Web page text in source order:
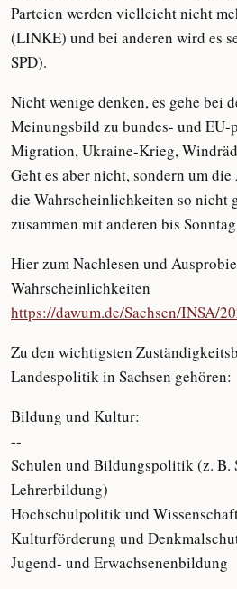
Parteien werden vielleicht nicht
(LINKE) und bei anderen wird es
SPD).
Nicht wenige denken, es gehe bei
Meinungsbild zu bundes- und
Migration, Ukraine-Krieg,
Geht es aber nicht, sondern um
die Wahrscheinlichkeiten so nicht
zusammen mit anderen bis
Hier zum Nachlesen und
Wahrscheinlichkeiten
https://dawum.de/Sachsen/INSA/
Zu den wichtigsten
Landespolitik in Sachsen gehören:
Bildung und Kultur:
--
Schulen und Bildungspolitik (z. B.
Lehrerbildung)
Hochschulpolitik und
Kulturförderung und
Jugend- und Erwachsenenbildung